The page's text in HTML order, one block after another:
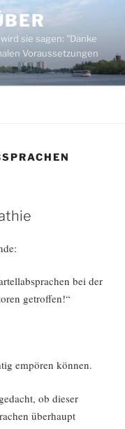
sie sagen: "Danke
Voraussetzungen
bei der
getroffen!“
empören können.
ob dieser
überhaupt